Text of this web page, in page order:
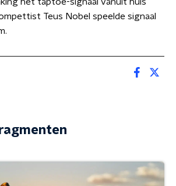
Teus Nobel speelde signaal